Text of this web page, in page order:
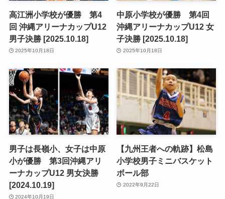
高江洲小学校が優勝 第4
回 沖縄アリーナカップU12
男子決勝 [2025.10.18]
2025年10月18日
中原小学校が優勝 第4回
沖縄アリーナカップU12 女
子決勝 [2025.10.18]
2025年10月18日
男子は長嶺小、女子は中原
小が優勝 第3回沖縄アリ
ーナカップU12 男女決勝
[2024.10.19]
2024年10月19日
【九州王者への軌跡】松島
小学校男子ミニバスケット
ボール部
2022年9月22日